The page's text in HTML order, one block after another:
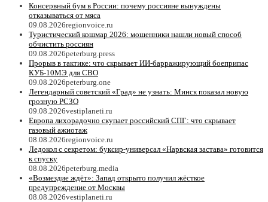
Консервный бум в России: почему россияне вынуждены
отказываться от мяса
09.08.2026regionvoice.ru
Туристический кошмар 2026: мошенники нашли новый способ
обчистить россиян
09.08.2026peterburg.press
Прорыв в тактике: что скрывает ИИ-барражирующий боеприпас
КУБ-10МЭ для СВО
09.08.2026peterburg.one
Легендарный советский «Град» не узнать: Минск показал новую
грозную РСЗО
09.08.2026vestiplaneti.ru
Европа лихорадочно скупает российский СПГ: что скрывает
газовый ажиотаж
08.08.2026regionvoice.ru
Ледокол с секретом: буксир-универсал «Нарвская застава» готовится
к спуску
08.08.2026peterburg.media
«Возмездие ждёт»: Запад открыто получил жёсткое
предупреждение от Москвы
08.08.2026vestiplaneti.ru